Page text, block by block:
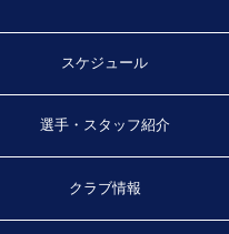
スケジュール
選手・スタッフ紹介
クラブ情報